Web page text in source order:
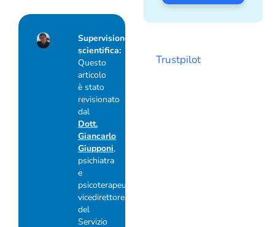
Supervisione
scientifica:
Questo
articolo
è stato
revisionato
dal
Dott.
Giancarlo
Giupponi,
psichiatra
e
psicoterapeuta,
vicedirettore
del
Servizio
Trustpilot